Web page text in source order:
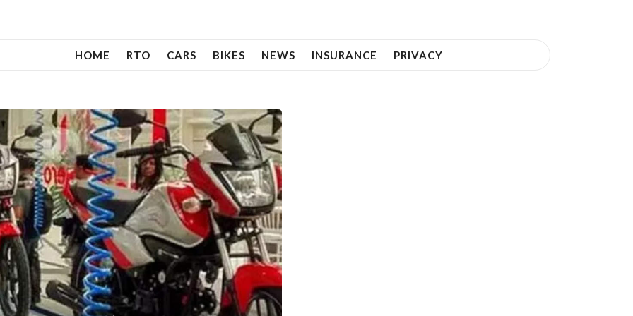
HOME RTO CARS BIKES NEWS INSURANCE PRIVACY